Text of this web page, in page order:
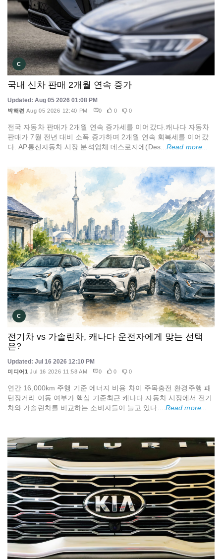
C
국내 신차 판매 2개월 연속 증가
Updated: Aug 05 2026 01:08 PM
박해련 Aug 05 2026 12:40 PM 0 0 0
전국 자동차 판매가 2개월 연속 증가세를 이어갔다.캐나다 자동차
판매가 7월 전년 대비 소폭 증가하며 2개월 연속 회복세를 이어갔
다. AP통신자동차 시장 분석업체 데스로지에(Des...Read more...
C
전기차 vs 가솔린차, 캐나다 운전자에게 맞는 선택
은?
Updated: Jul 16 2026 12:10 PM
미디어1 Jul 16 2026 11:58 AM 0 0 0
연간 16,000km 주행 기준 에너지 비용 차이 주목충전 환경주행 패
턴장거리 이동 여부가 핵심 기준최근 캐나다 자동차 시장에서 전기
차와 가솔린차를 비교하는 소비자들이 늘고 있다.... Read more...